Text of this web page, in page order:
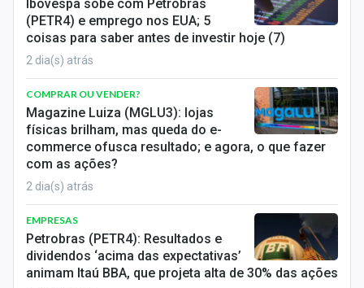
Ibovespa sobe com Petrobras
(PETR4) e emprego nos EUA; 5
coisas para saber antes de investir hoje (7)
2 dia(s) atrás
COMPRAR OU VENDER?
Magazine Luiza (MGLU3): lojas
físicas brilham, mas queda do e-
commerce ofusca resultado; e agora, o que fazer
com as ações?
2 dia(s) atrás
EMPRESAS
Petrobras (PETR4): Resultados e
dividendos ‘acima das expectativas’
animam Itaú BBA, que projeta alta de 30% das ações